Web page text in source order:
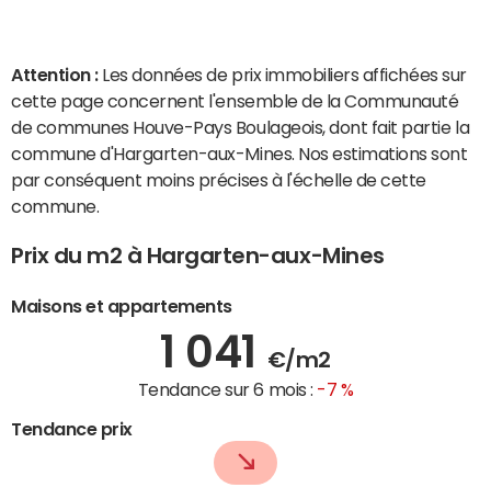
Attention : Les données de prix immobiliers affichées sur
cette page concernent l'ensemble de la Communauté
de communes Houve-Pays Boulageois, dont fait partie la
commune d'Hargarten-aux-Mines. Nos estimations sont
par conséquent moins précises à l'échelle de cette
commune.
Prix du m2 à Hargarten-aux-Mines
Maisons et appartements
1 041 €/m2
Tendance sur 6 mois : -7 %
Tendance prix